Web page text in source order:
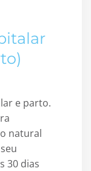
e parto.
natural
30 dias